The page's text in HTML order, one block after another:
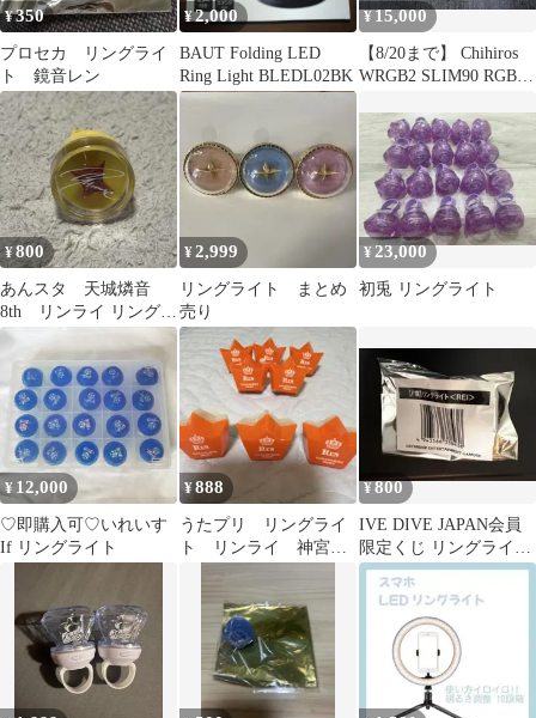
¥350
プロセカ リングライ
ト 鏡音レン
¥2,000
BAUT Folding LED
Ring Light BLEDL02BK
¥15,000
【8/20まで】 Chihiros
WRGB2 SLIM90 RGBラ
¥800
あんスタ 天城燐音
8th リンライ リングラ
イト
¥2,999
リングライト まとめ
売り
¥23,000
初兎 リングライト
¥ 12,000
♡即購入可♡いれいす
If リングライト
¥888
うたプリ リングライ
ト リンライ 神宮寺
¥800
IVE DIVE JAPAN会員
限定くじ リングライ
ト レイ F賞